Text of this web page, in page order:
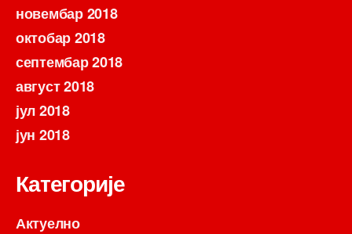
новембар 2018
октобар 2018
септембар 2018
август 2018
јул 2018
јун 2018
Категорије
Актуелно